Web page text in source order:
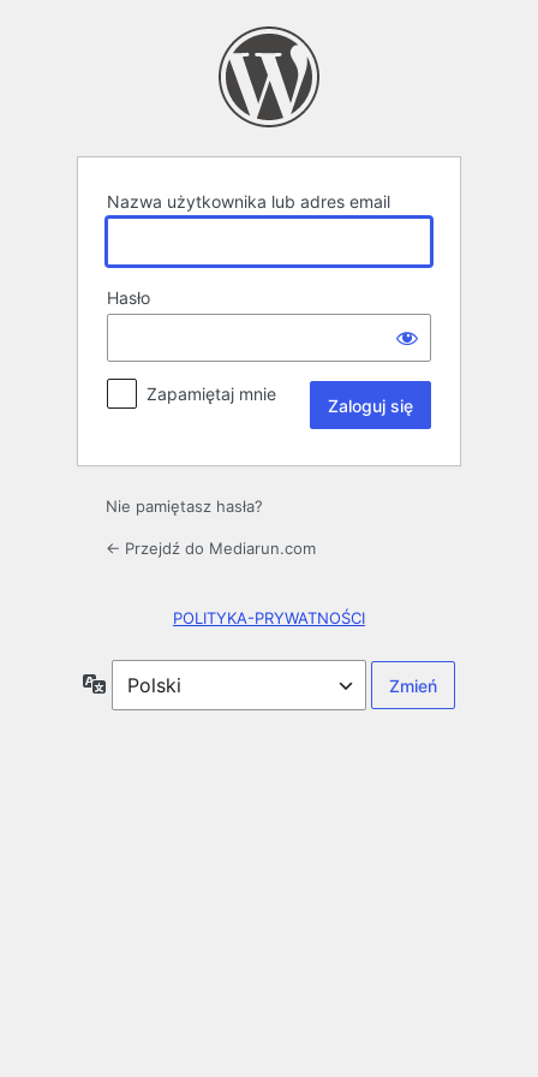
Nazwa użytkownika lub adres email
Hasło
Zapamiętaj mnie
Nie pamiętasz hasła?
← Przejdź do Mediarun.com
POLITYKA-PRYWATNOŚCI
Język